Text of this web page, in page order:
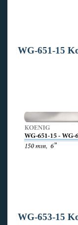
WG-651-15
WG-653-15